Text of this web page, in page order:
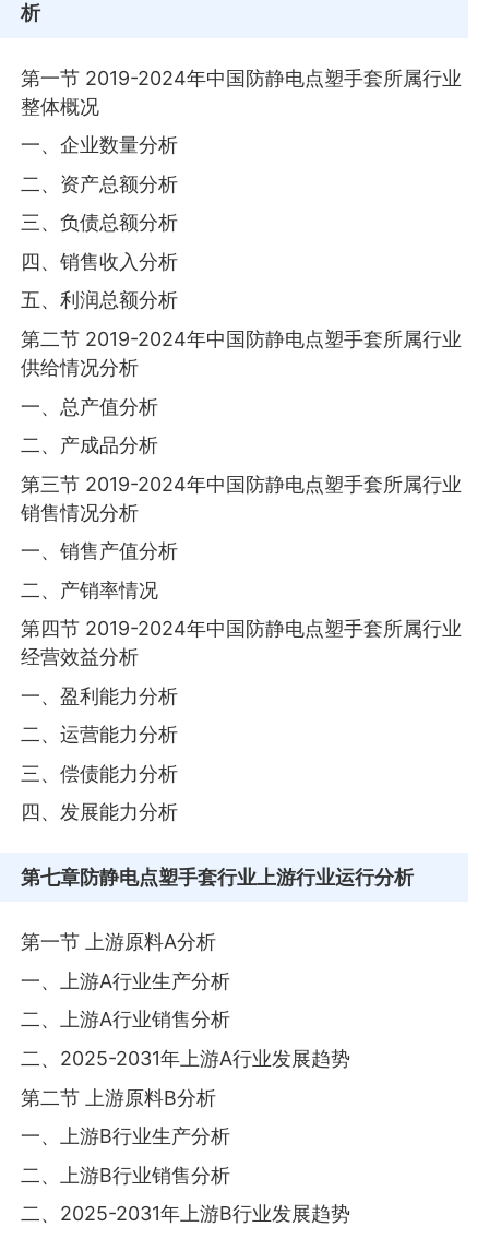
析
第一节 2019-2024年中国防静电点塑手套所属行业
整体概况
一、企业数量分析
二、资产总额分析
三、负债总额分析
四、销售收入分析
五、利润总额分析
第二节 2019-2024年中国防静电点塑手套所属行业
供给情况分析
一、总产值分析
二、产成品分析
第三节 2019-2024年中国防静电点塑手套所属行业
销售情况分析
一、销售产值分析
二、产销率情况
第四节 2019-2024年中国防静电点塑手套所属行业
经营效益分析
一、盈利能力分析
二、运营能力分析
三、偿债能力分析
四、发展能力分析
第七章防静电点塑手套行业上游行业运行分析
第一节 上游原料A分析
一、上游A行业生产分析
二、上游A行业销售分析
二、2025-2031年上游A行业发展趋势
第二节 上游原料B分析
一、上游B行业生产分析
二、上游B行业销售分析
二、2025-2031年上游B行业发展趋势